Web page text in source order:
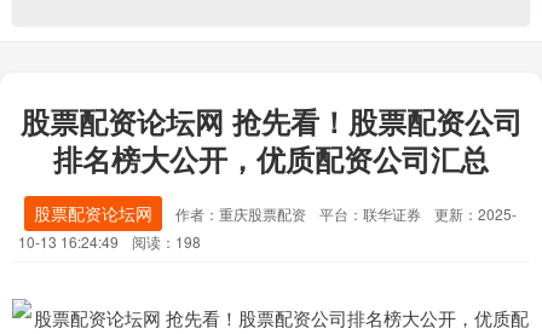
股票配资论坛网 抢先看！股票配资公司
排名榜大公开，优质配资公司汇总
股票配资论坛网 作者：重庆股票配资 平台：联华证券
更新：2025-
10-13 16:24:49
阅读：198